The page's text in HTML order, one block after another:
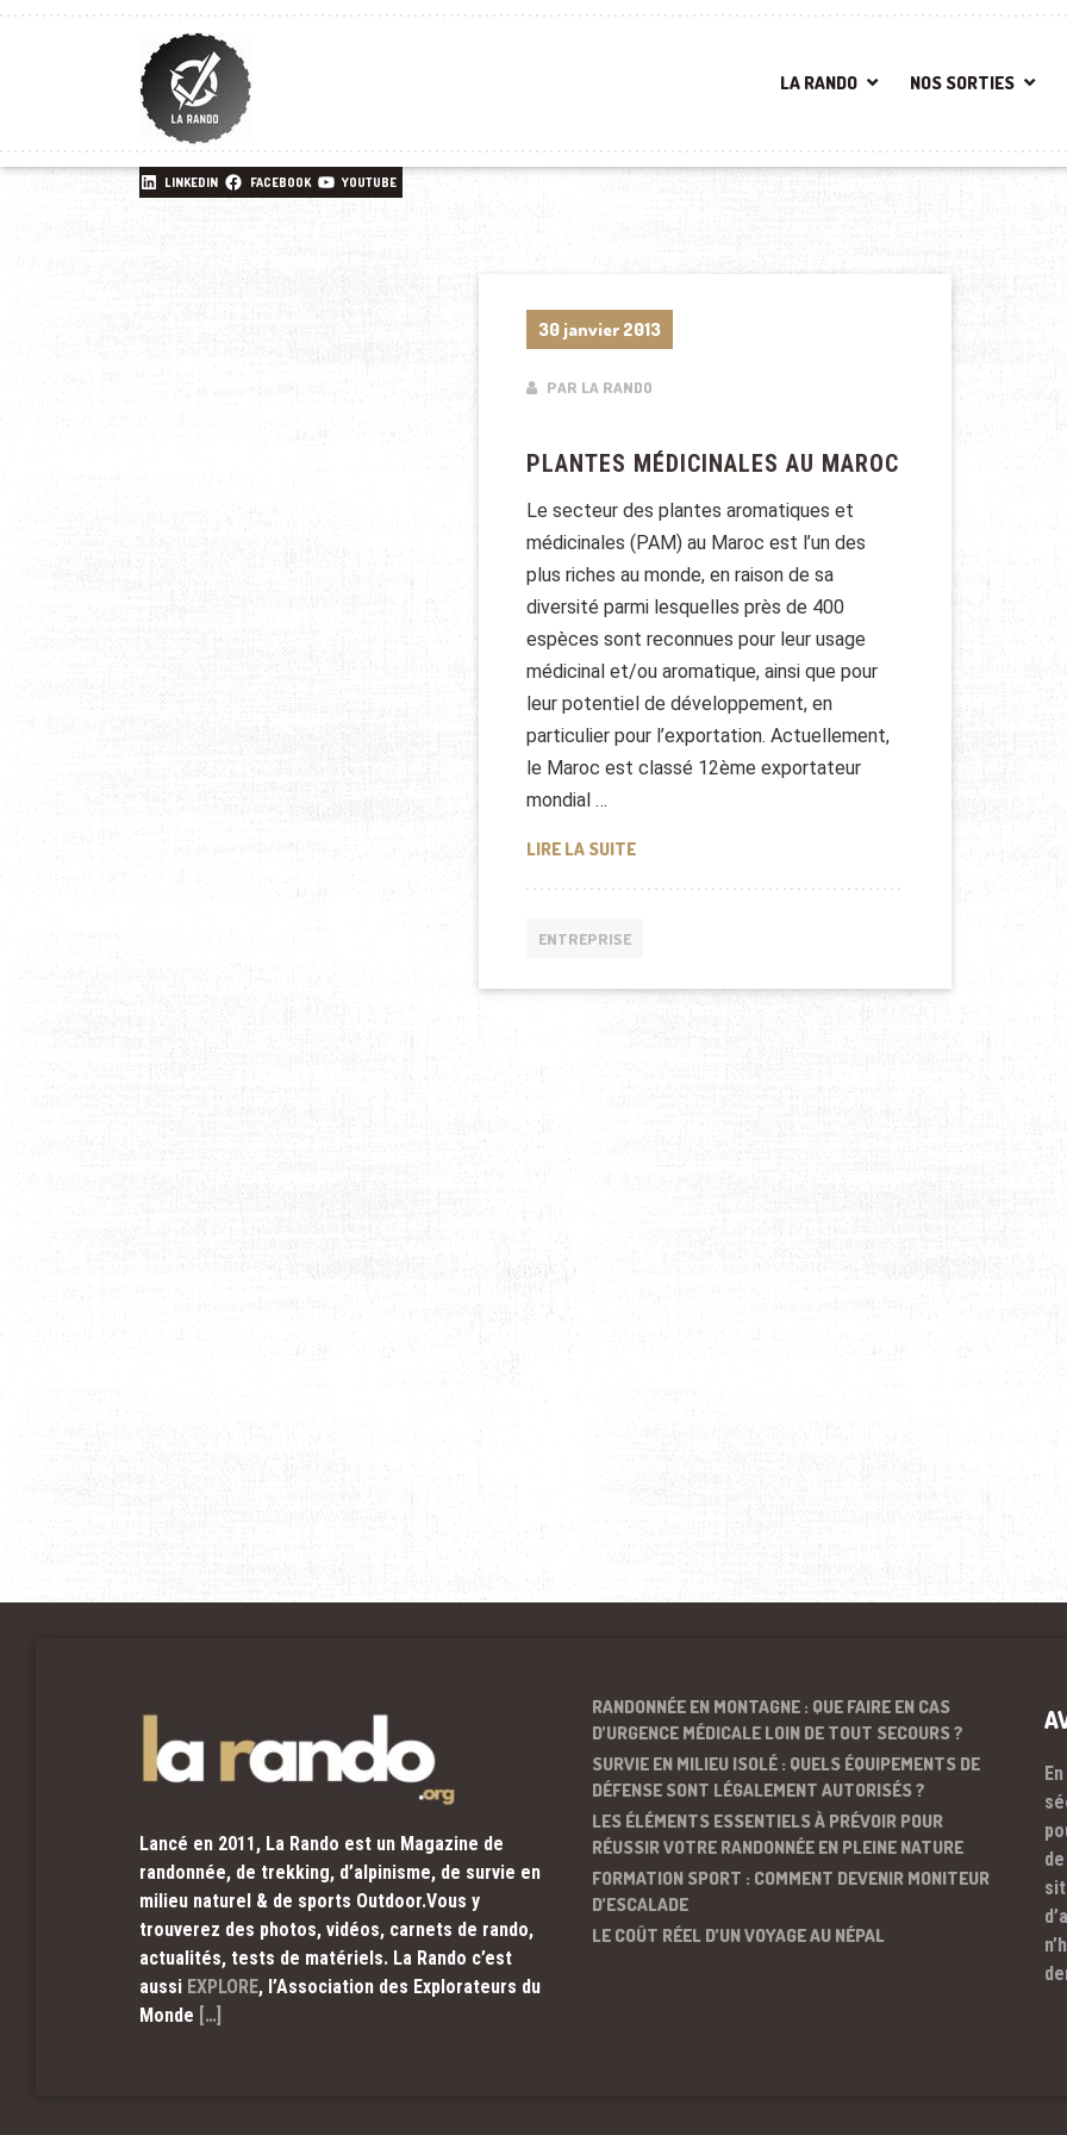
LA RANDO NOS SORTIES
LINKEDIN FACEBOOK YOUTUBE
30 janvier 2013
PAR LA RANDO
PLANTES MÉDICINALES AU MAROC
Le secteur des plantes aromatiques et
médicinales (PAM) au Maroc est l’un des
plus riches au monde, en raison de sa
diversité parmi lesquelles près de 400
espèces sont reconnues pour leur usage
médicinal et/ou aromatique, ainsi que pour
leur potentiel de développement, en
particulier pour l’exportation. Actuellement,
le Maroc est classé 12ème exportateur
mondial …
LIRE LA SUITEPLANTES MÉDICINALES AU MAROC
ENTREPRISE
Lancé en 2011, La Rando est un Magazine de
randonnée, de trekking, d’alpinisme, de survie en
milieu naturel & de sports Outdoor.Vous y
trouverez des photos, vidéos, carnets de rando,
actualités, tests de matériels. La Rando c’est
aussi EXPLORE, l’Association des Explorateurs du
Monde […]
RANDONNÉE EN MONTAGNE : QUE FAIRE EN CAS
D’URGENCE MÉDICALE LOIN DE TOUT SECOURS ?
SURVIE EN MILIEU ISOLÉ : QUELS ÉQUIPEMENTS DE
DÉFENSE SONT LÉGALEMENT AUTORISÉS ?
LES ÉLÉMENTS ESSENTIELS À PRÉVOIR POUR
RÉUSSIR VOTRE RANDONNÉE EN PLEINE NATURE
FORMATION SPORT : COMMENT DEVENIR MONITEUR
D’ESCALADE
LE COÛT RÉEL D’UN VOYAGE AU NÉPAL